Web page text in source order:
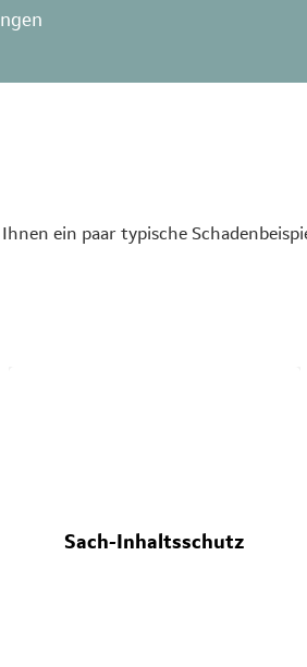
ein paar typische
Sach-Inhaltsschutz
Technik weg.